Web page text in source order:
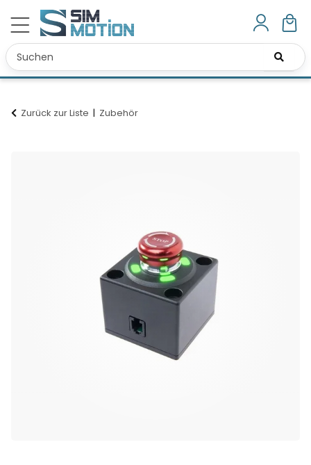
Zurück zur Liste Zubehör